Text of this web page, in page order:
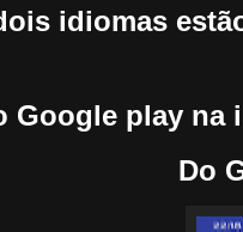
idiomas
Google play na
Do